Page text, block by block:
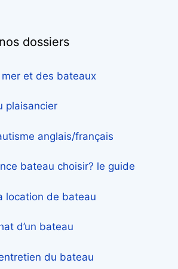
dossiers
et des bateaux
plaisancier
anglais/français
bateau choisir? le guide
location de bateau
d’un bateau
du bateau